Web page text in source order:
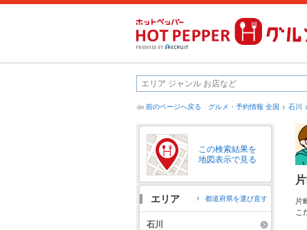
前のページへ戻る グルメ・予約情報 全国 石川
この検索結果を
地図表示で見る
エリア 都道府県を選び直す
石川
片
こ